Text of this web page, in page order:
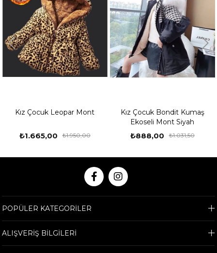
Kız Çocuk Leopar Mont
₺1.665,00 ₺1.950,00
Kız Çocuk Bondit Kumaş
Ekoseli Mont Siyah
₺888,00 ₺1.031,50
POPÜLER KATEGORİLER
ALIŞVERİŞ BİLGİLERİ